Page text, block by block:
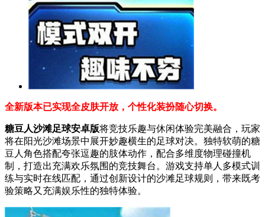
全新版本已实现全皮肤开放，个性化装扮随心切换。
糖豆人沙滩足球安卓版将竞技乐趣与休闲体验完美融合，玩家
将在阳光沙滩场景中展开妙趣横生的足球对决。独特软萌的糖
豆人角色搭配夸张逗趣的肢体动作，配合多维度物理碰撞机
制，打造出充满欢乐氛围的竞技舞台。游戏支持单人多模式训
练与实时在线匹配，通过创新设计的沙滩足球规则，带来既考
验策略又充满娱乐性的独特体验。